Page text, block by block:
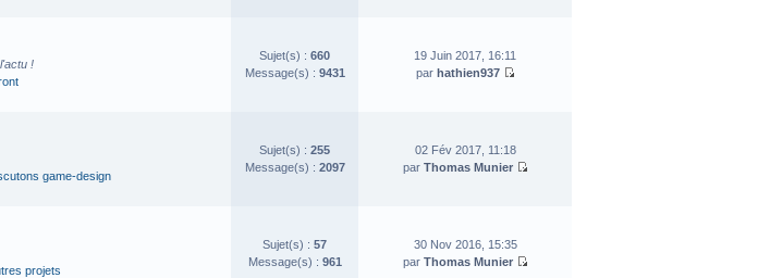
!
Sujet(s) : 660
Message(s) : 9431
19 Juin 2017, 16:11
par hathien937
game-design
Sujet(s) : 255
Message(s) : 2097
02 Fév 2017, 11:18
par Thomas Munier
projets
Sujet(s) : 57
Message(s) : 961
30 Nov 2016, 15:35
par Thomas Munier